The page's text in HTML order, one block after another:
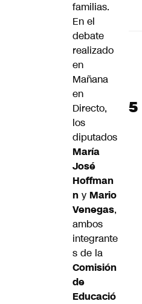
familias.
En el
debate
realizado
en
Mañana
en
Directo,
los
diputados
María
José
Hoffman
n y Mario
Venegas,
ambos
integrante
s de la
Comisión
de
Educació